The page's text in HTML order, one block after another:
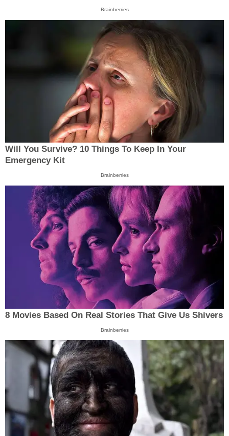
Brainberries
Will You Survive? 10 Things To Keep In Your
Emergency Kit
Brainberries
8 Movies Based On Real Stories That Give Us Shivers
Brainberries